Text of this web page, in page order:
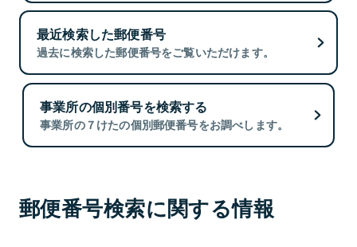
最近検索した郵便番号
過去に検索した郵便番号をご覧いただけます。
事業所の個別番号を検索する
事業所の７けたの個別郵便番号をお調べします。
郵便番号検索に関する情報